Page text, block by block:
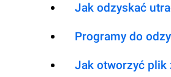
Jak odzyskać
Programy do
Jak otworzyć plik